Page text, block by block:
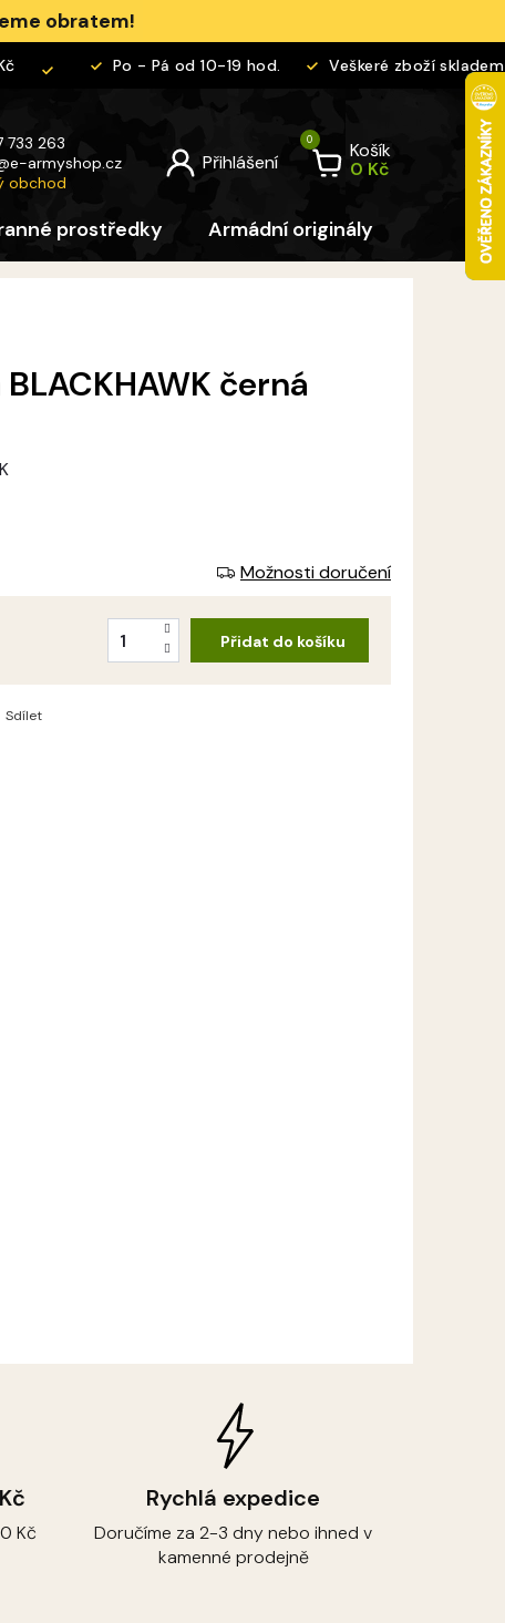
obratem!
Po - Pá od 10-19 hod. Veškeré zboží skladem
733 263
e-armyshop.cz
obchod
Košík
prostředky Armádní originály Pro děti
Sdílet
černá
Možnosti doručení
Přidat do košíku
Kč
Rychlá expedice
Doručíme za 2-3 dny nebo ihned v
kamenné prodejně